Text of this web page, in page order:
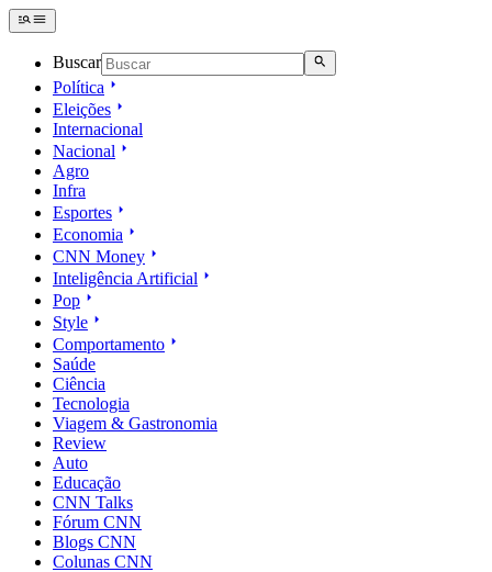
Buscar
Política
Eleições
Internacional
Nacional
Agro
Infra
Esportes
Economia
CNN Money
Inteligência Artificial
Pop
Style
Comportamento
Saúde
Ciência
Tecnologia
Viagem & Gastronomia
Review
Auto
Educação
CNN Talks
Fórum CNN
Blogs CNN
Colunas CNN